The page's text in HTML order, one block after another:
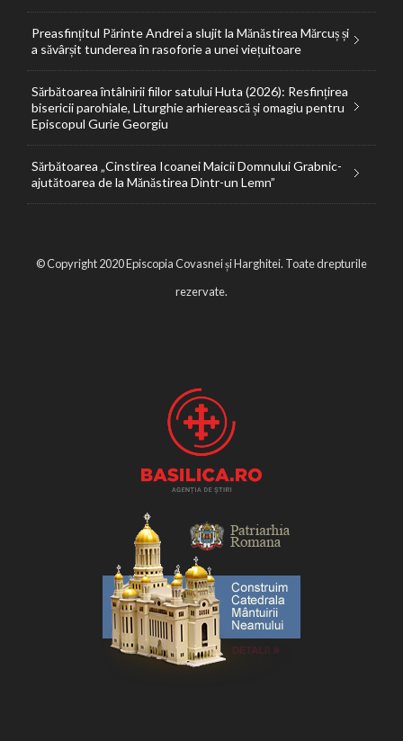
Preasfințitul Părinte Andrei a slujit la Mănăstirea Mărcuș și
a săvârșit tunderea în rasoforie a unei viețuitoare
Sărbătoarea întâlnirii fiilor satului Huta (2026): Resfințirea
bisericii parohiale, Liturghie arhierească și omagiu pentru
Episcopul Gurie Georgiu
Sărbătoarea „Cinstirea Icoanei Maicii Domnului Grabnic-
ajutătoarea de la Mănăstirea Dintr-un Lemn”
© Copyright 2020 Episcopia Covasnei și Harghitei. Toate drepturile
rezervate.